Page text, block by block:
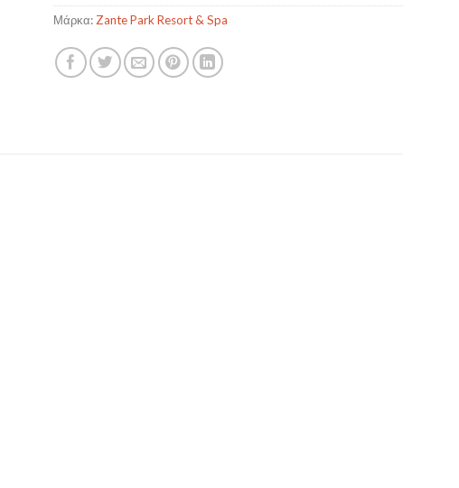
Μάρκα:Zante Park Resort & Spa